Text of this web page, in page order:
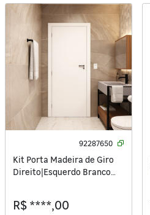
92287650
Kit Porta Madeira de Giro
Direito|Esquerdo Branco
UV Lisa Artens
R$ ****,00